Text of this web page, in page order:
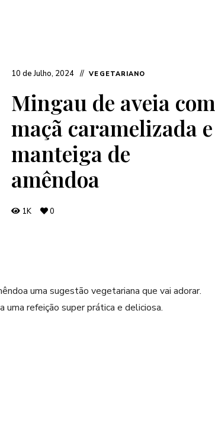
10 de Julho, 2024 VEGETARIANO
Mingau de aveia com
maçã caramelizada e
manteiga de
amêndoa
1K 0
uma sugestão vegetariana que vai adorar.
uma refeição super prática e deliciosa.